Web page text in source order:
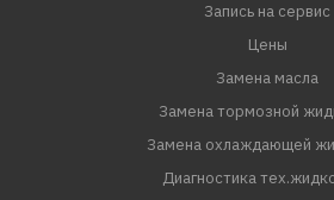
Запись на сервис
Цены
Замена масла
Замена тормозной
Замена охлаждающей
Диагностика